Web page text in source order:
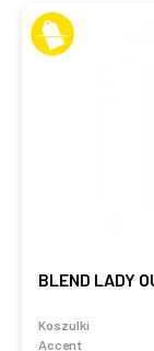
BLEND LADY
Koszulki
Accent